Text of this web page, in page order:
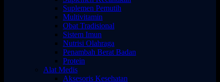
Suplemen Pemutih
Multivitamin
Obat Tradisional
Sistem Imun
Nutrisi Olahraga
Penambah Berat Badan
Protein
Alat Medis
Aksesoris Kesehatan